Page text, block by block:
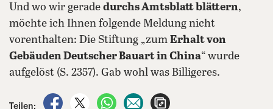
Und wo wir gerade durchs Amtsblatt blättern,
möchte ich Ihnen folgende Meldung nicht
vorenthalten: Die Stiftung „zum Erhalt von
Gebäuden Deutscher Bauart in China“ wurde
aufgelöst (S. 2357). Gab wohl was Billigeres.
Teilen:
auf Facebook teilen
auf X teilenper WhatsApp teilen
per E-Mail teilen